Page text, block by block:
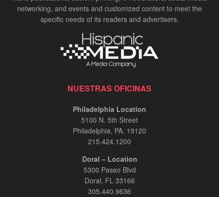
networking, and events and customized content to meet the
specific needs of its readers and advertisers.
NUESTRAS OFICINAS
Philadelphia Location
5100 N. 5th Street
Philadelphia, PA. 19120
215.424.1200
Doral – Location
5300 Paseo Blvd
Doral, FL 33166
305.440.9636